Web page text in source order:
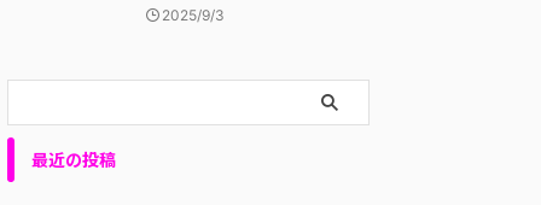
2025/9/3
最近の投稿